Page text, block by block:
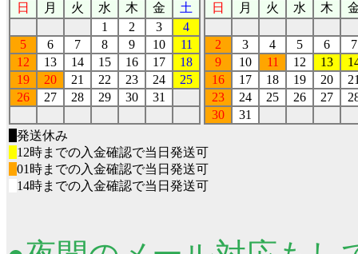
日
月 火 水 木 金
土
1
2 3
4
5
6 7 8 9 10
11
12
13 14 15 16 17
18
19
20 21 22 23 24
25
26
27 28 29 30 31
日
月 火 水 木
2 3 4 5 6
7
9
10 11 12 13
16
17 18 19 20
23
24 25 26 27
30
31
発送休み
12時までの入金確認で当日発送可
01時までの入金確認で当日発送可
14時までの入金確認で当日発送可